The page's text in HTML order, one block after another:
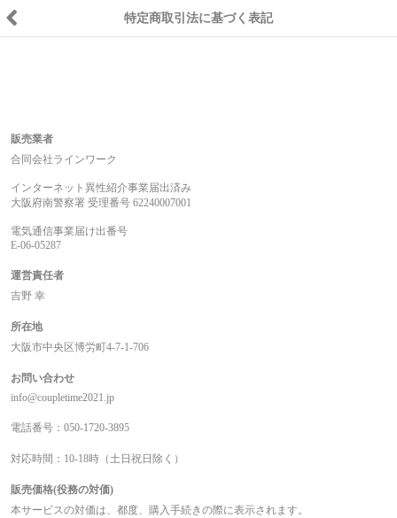
特定商取引法に基づく表記
特定商取引法に基づく表記
販売業者
合同会社ラインワーク
インターネット異性紹介事業届出済み
大阪府南警察署 受理番号 62240007001
電気通信事業届け出番号
E-06-05287
運営責任者
吉野 幸
所在地
大阪市中央区博労町4-7-1-706
お問い合わせ
info@coupletime2021.jp
電話番号：050-1720-3895
対応時間：10-18時（土日祝日除く）
販売価格(役務の対価)
本サービスの対価は、都度、購入手続きの際に表示されます。